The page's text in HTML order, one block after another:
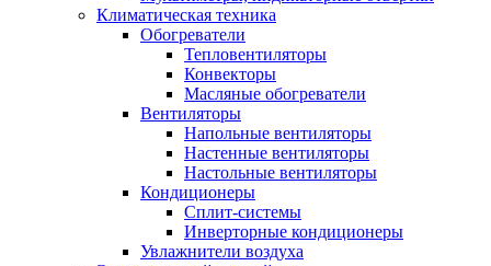
Климатическая техника
Обогреватели
Тепловентиляторы
Конвекторы
Масляные обогреватели
Вентиляторы
Напольные вентиляторы
Настенные вентиляторы
Настольные вентиляторы
Кондиционеры
Сплит-системы
Инверторные кондиционеры
Увлажнители воздуха